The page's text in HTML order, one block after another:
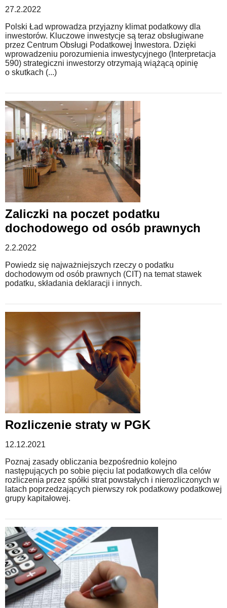
27.2.2022
Polski Ład wprowadza przyjazny klimat podatkowy dla
inwestorów. Kluczowe inwestycje są teraz obsługiwane
przez Centrum Obsługi Podatkowej Inwestora. Dzięki
wprowadzeniu porozumienia inwestycyjnego (Interpretacja
590) strategiczni inwestorzy otrzymają wiążącą opinię
o skutkach (...)
Zaliczki na poczet podatku
dochodowego od osób prawnych
2.2.2022
Powiedz się najważniejszych rzeczy o podatku
dochodowym od osób prawnych (CIT) na temat stawek
podatku, składania deklaracji i innych.
Rozliczenie straty w PGK
12.12.2021
Poznaj zasady obliczania bezpośrednio kolejno
następujących po sobie pięciu lat podatkowych dla celów
rozliczenia przez spółki strat powstałych i nierozliczonych w
latach poprzedzających pierwszy rok podatkowy podatkowej
grupy kapitałowej.